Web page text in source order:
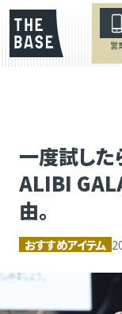
営
一度試した
ALIBI
由。
おすすめアイテム